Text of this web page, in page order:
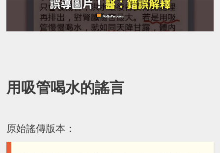
用吸管喝水的謠言
原始謠傳版本：